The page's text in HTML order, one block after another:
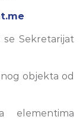
se Sekretarijat
objekta od
elementima